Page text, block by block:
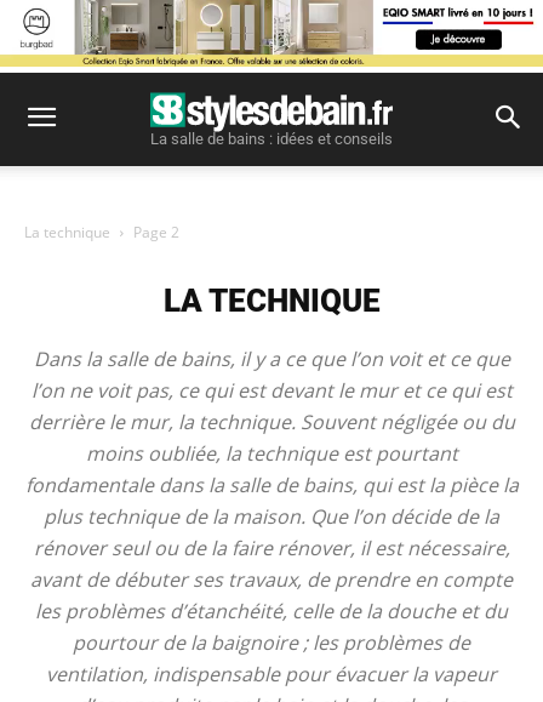
La salle de bains : idées et conseils
La technique Page 2
LA TECHNIQUE
Dans la salle de bains, il y a ce que l’on voit et ce que
l’on ne voit pas, ce qui est devant le mur et ce qui est
derrière le mur, la technique. Souvent négligée ou du
moins oubliée, la technique est pourtant
fondamentale dans la salle de bains, qui est la pièce la
plus technique de la maison. Que l’on décide de la
rénover seul ou de la faire rénover, il est nécessaire,
avant de débuter ses travaux, de prendre en compte
les problèmes d’étanchéité, celle de la douche et du
pourtour de la baignoire ; les problèmes de
ventilation, indispensable pour évacuer la vapeur